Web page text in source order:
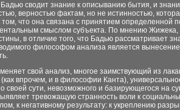
Бадью сводит знание к описыванию бытия, и
верностью фактам, но не истинностью,
том, что она связана с принятием
смыслом субъекта. По мнению Жижека,
в отличие того, что Бадью рассматривает
философом анализа является
свой анализ, многое заимствующий из
впрочем, и в философии Канта),
своей сути, невозможного и базирующегося на
тревожащую странность воли к
к негативному результату: к укреплению